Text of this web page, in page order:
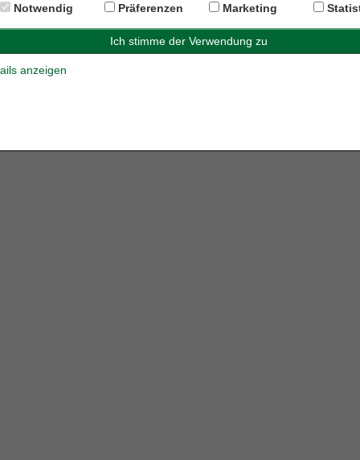
Notwendig Präferenzen Marketing
anzeigen
Für Ihre Suche im Umkreis von kmumwurden leider keine
Ergebnisse gefunden.
Bitte ändern Sie die Suchparameter, um eine neue Suche zu
starten.